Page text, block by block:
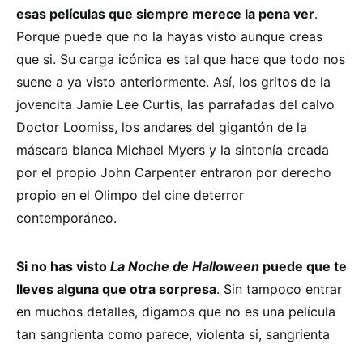
esas películas que siempre merece la pena ver.
Porque puede que no la hayas visto aunque creas
que si. Su carga icónica es tal que hace que todo nos
suene a ya visto anteriormente. Así, los gritos de la
jovencita Jamie Lee Curtis, las parrafadas del calvo
Doctor Loomiss, los andares del gigantón de la
máscara blanca Michael Myers y la sintonía creada
por el propio John Carpenter entraron por derecho
propio en el Olimpo del cine deterror
contemporáneo.
Si no has visto La Noche de Halloween puede que te
lleves alguna que otra sorpresa. Sin tampoco entrar
en muchos detalles, digamos que no es una película
tan sangrienta como parece, violenta si, sangrienta